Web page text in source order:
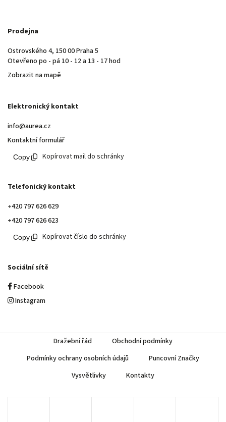
Prodejna
Ostrovského 4, 150 00 Praha 5
Otevřeno po - pá 10 - 12 a 13 - 17 hod
Zobrazit na mapě
Elektronický kontakt
info@aurea.cz
Kontaktní formulář
Kopírovat mail do schránky
Telefonický kontakt
+420 797 626 629
+420 797 626 623
Kopírovat číslo do schránky
Sociální sítě
Facebook
Instagram
Dražební řád
Obchodní podmínky
Podmínky ochrany osobních údajů
Puncovní Značky
Vysvětlivky
Kontakty